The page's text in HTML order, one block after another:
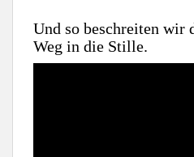
Und so beschreiten wir
Weg in die Stille.